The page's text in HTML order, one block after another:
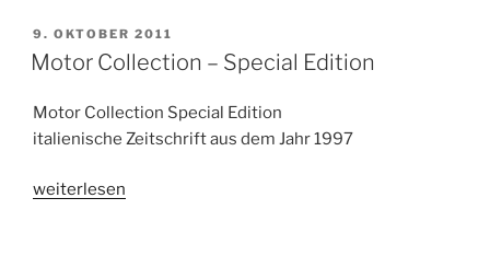
VERÖFFENTLICHT
AM
9. OKTOBER 2011
Motor Collection – Special Edition
Motor Collection Special Edition
italienische Zeitschrift aus dem Jahr 1997
„Motor
weiterlesen